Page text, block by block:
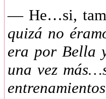
— He…si,
quizá no
era por Bella
una vez
entrenamientos